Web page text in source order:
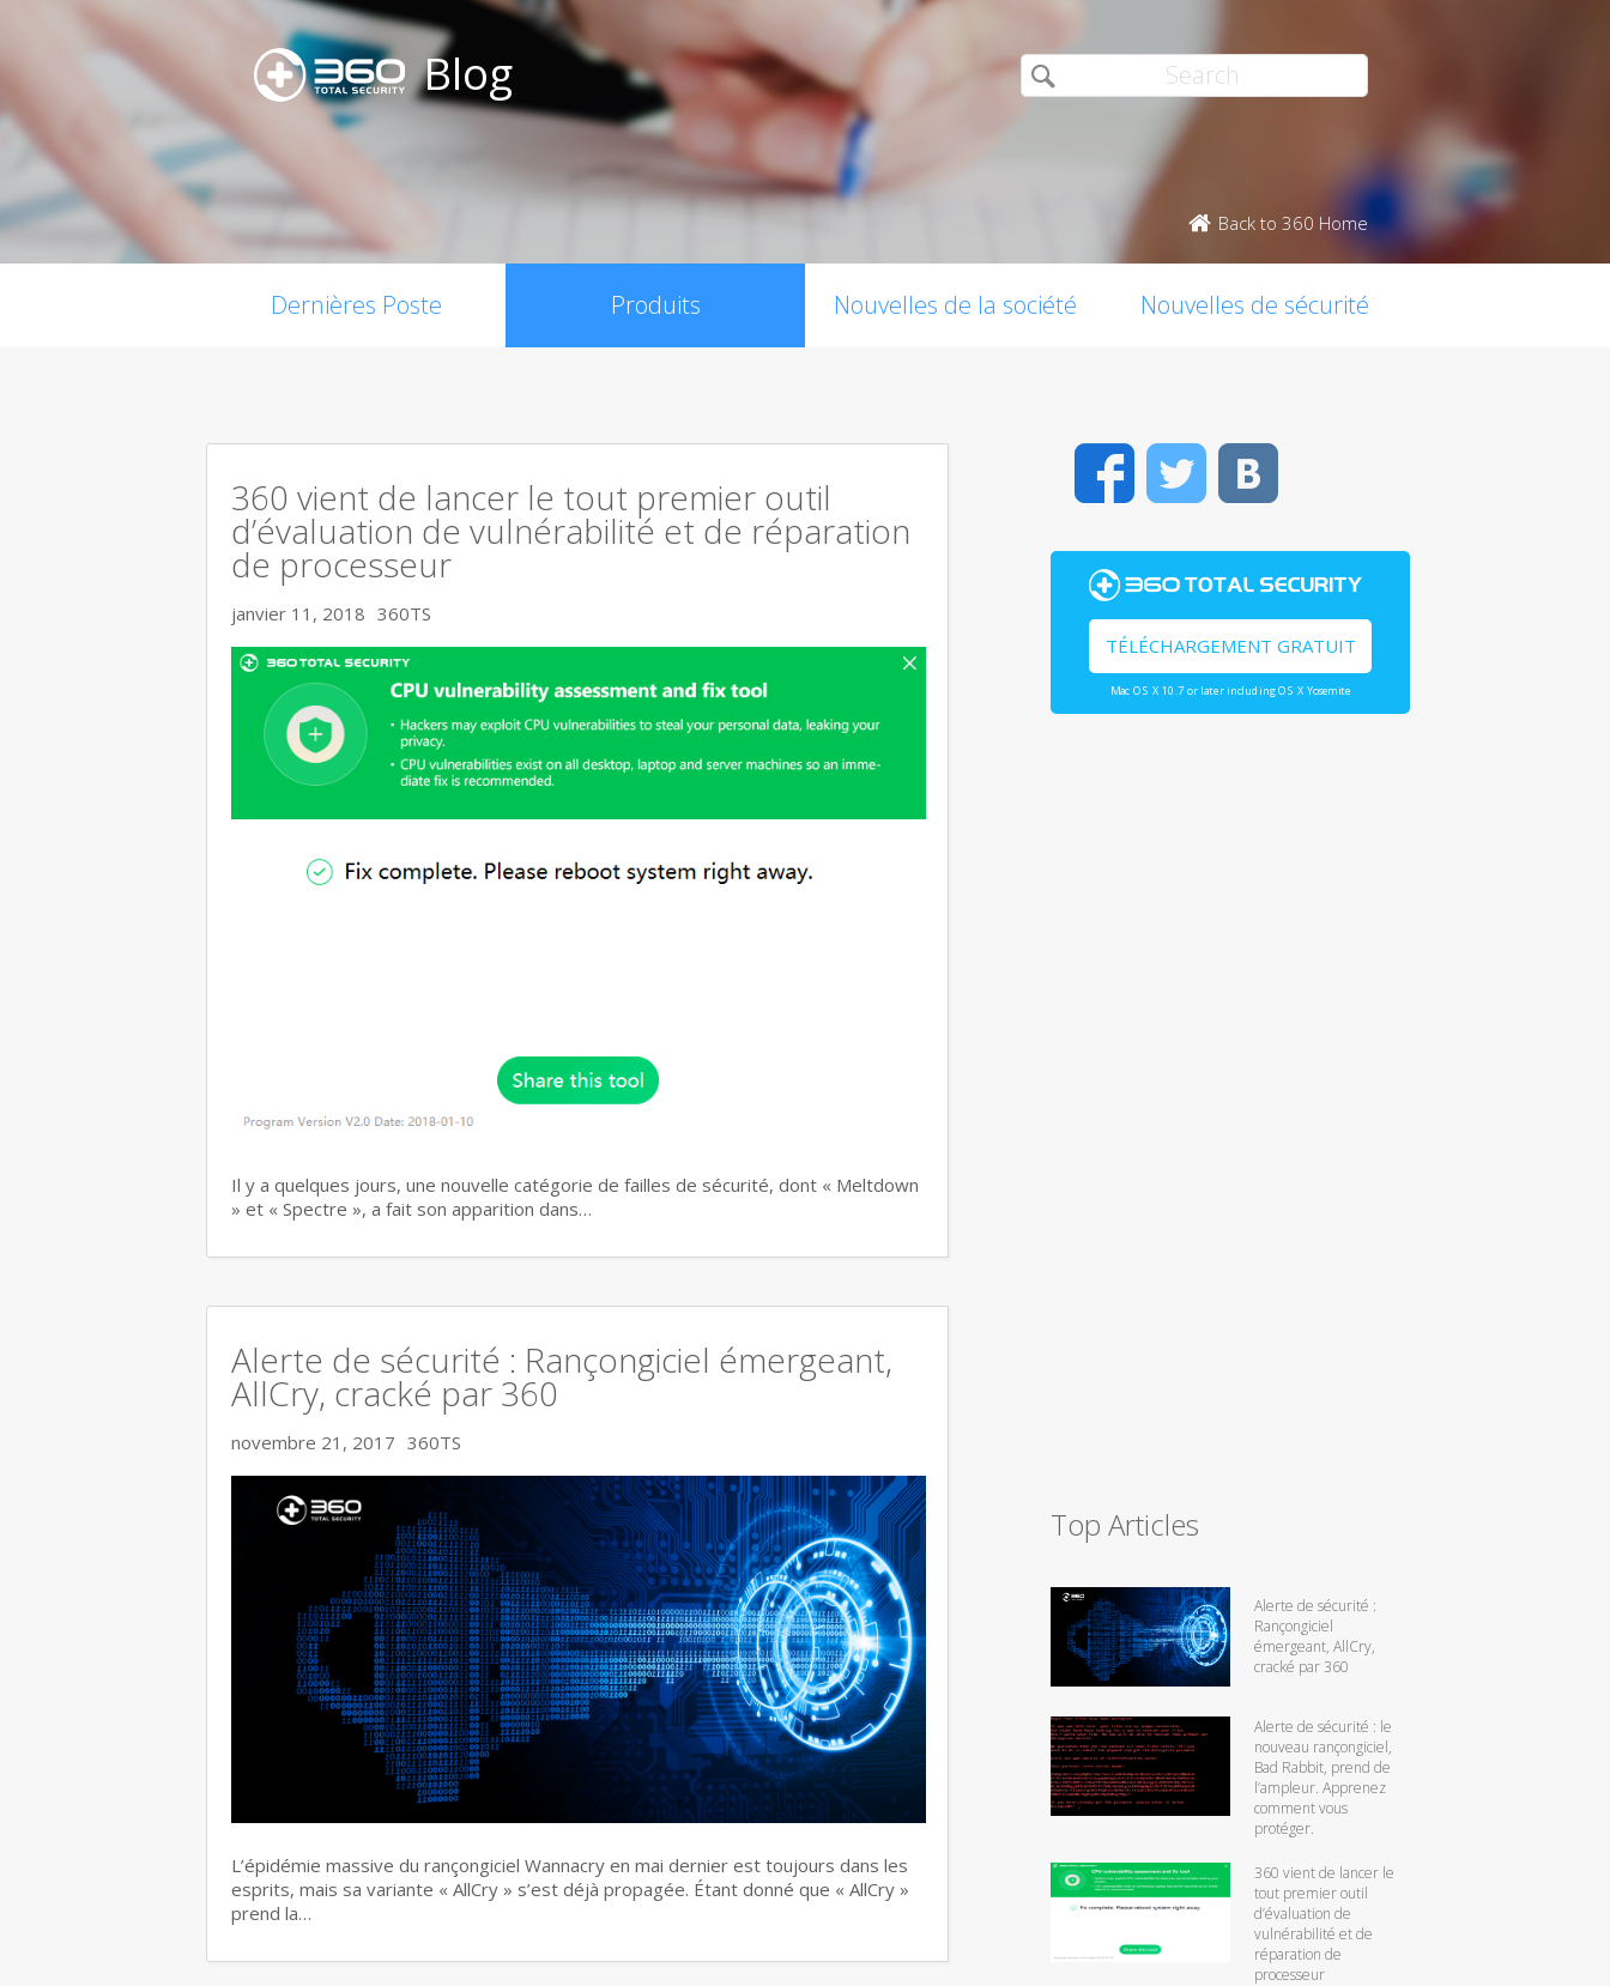
Blog
Back to 360 Home
Dernières Poste Produits Nouvelles de la société Nouvelles de sécurité
360 vient de lancer le tout premier outil
d’évaluation de vulnérabilité et de réparation
de processeur
janvier 11, 2018 360TS
Il y a quelques jours, une nouvelle catégorie de failles de sécurité, dont « Meltdown
» et « Spectre », a fait son apparition dans…
Alerte de sécurité : Rançongiciel émergeant,
AllCry, cracké par 360
novembre 21, 2017 360TS
L’épidémie massive du rançongiciel Wannacry en mai dernier est toujours dans les
esprits, mais sa variante « AllCry » s’est déjà propagée. Étant donné que « AllCry »
prend la…
FacebookTwitter
TÉLÉCHARGEMENT GRATUIT
Mac OS X 10.7 or later including OS X Yosemite
Top Articles
Alerte de sécurité :
Rançongiciel
émergeant, AllCry,
cracké par 360
Alerte de sécurité : le
nouveau rançongiciel,
Bad Rabbit, prend de
l’ampleur. Apprenez
comment vous
protéger.
360 vient de lancer le
tout premier outil
d’évaluation de
vulnérabilité et de
réparation de
processeur